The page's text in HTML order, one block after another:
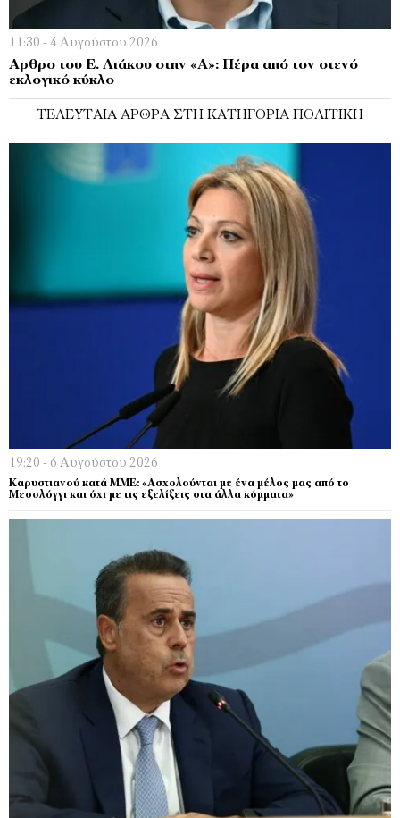
11:30 - 4 Αυγούστου 2026
Αρθρο του Ε. Λιάκου στην «Α»: Πέρα από τον στενό
εκλογικό κύκλο
ΤΕΛΕΥΤΑΊΑ ΆΡΘΡΑ ΣΤΗ ΚΑΤΗΓΟΡΊΑ ΠΟΛΙΤΙΚΉ
19:20 - 6 Αυγούστου 2026
Καρυστιανού κατά ΜΜΕ: «Ασχολούνται με ένα μέλος μας από το
Μεσολόγγι και όχι με τις εξελίξεις στα άλλα κόμματα»